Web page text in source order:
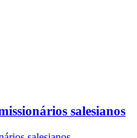
salesianos